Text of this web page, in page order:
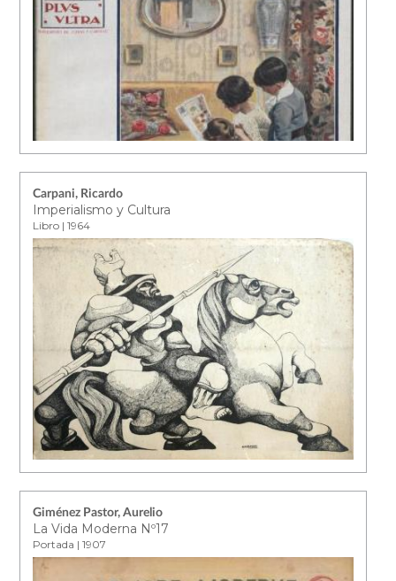
Carpani, Ricardo
Imperialismo y Cultura
Libro | 1964
Giménez Pastor, Aurelio
La Vida Moderna Nº17
Portada | 1907